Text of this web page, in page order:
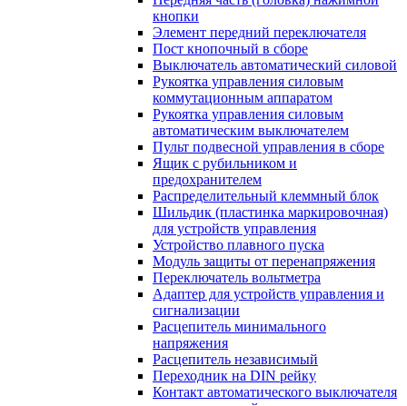
кнопки
Элемент передний переключателя
Пост кнопочный в сборе
Выключатель автоматический силовой
Рукоятка управления силовым
коммутационным аппаратом
Рукоятка управления силовым
автоматическим выключателем
Пульт подвесной управления в сборе
Ящик с рубильником и
предохранителем
Распределительный клеммный блок
Шильдик (пластинка маркировочная)
для устройств управления
Устройство плавного пуска
Модуль защиты от перенапряжения
Переключатель вольтметра
Адаптер для устройств управления и
сигнализации
Расцепитель минимального
напряжения
Расцепитель независимый
Переходник на DIN рейку
Контакт автоматического выключателя